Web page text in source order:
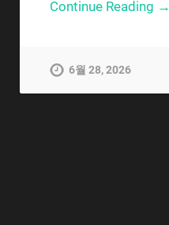
Continue Reading →
6월 28, 2026